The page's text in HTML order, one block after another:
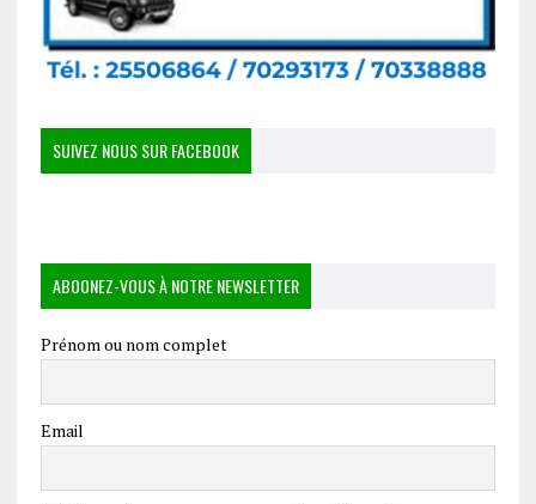
SUIVEZ NOUS SUR FACEBOOK
ABOONEZ-VOUS À NOTRE NEWSLETTER
Prénom ou nom complet
Email